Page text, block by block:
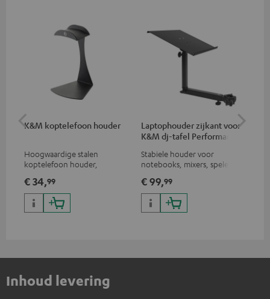
K&M koptelefoon houder
Hoogwaardige stalen
koptelefoon houder,
koptelefoons
€ 34,99
Laptophouder zijkant voor
K&M dj-tafel Performance
Stabiele houder voor
notebooks, mixers, spelers
Performance, montage links
of rechts
€ 99,99
Inhoud levering